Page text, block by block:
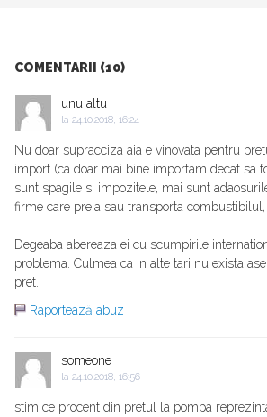
COMENTARII (10)
unu altu
la 24.10.2018, 16:24
Nu doar supracciza aia e vinovata pentru
import (ca doar mai bine importam decat sa
sunt spagile si impozitele, mai sunt
firme care preia sau transporta combustibilul,
Degeaba abereaza ei cu scumpirile
problema. Culmea ca in alte tari nu exista
pret.
Raportează abuz
someone
la 24.10.2018, 16:56
stim ce procent din pretul la pompa